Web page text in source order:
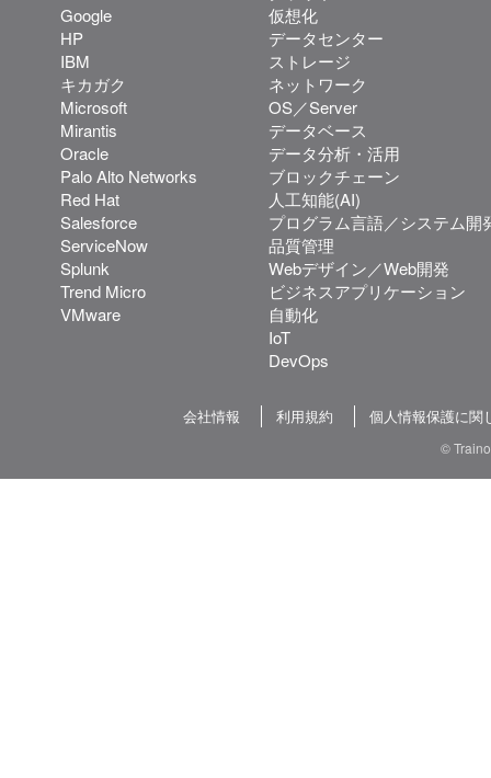
Google
HP
IBM
キカガク
Microsoft
Mirantis
Oracle
Palo Alto Networks
Red Hat
Salesforce
ServiceNow
Splunk
Trend Micro
VMware
仮想化
データセンター
ストレージ
ネットワーク
OS／Server
データベース
データ分析・活用
ブロックチェーン
人工知能(AI)
プログラム言語／システム開
品質管理
Webデザイン／Web開発
ビジネスアプリケーション
自動化
IoT
DevOps
会社情報 利用規約 個人情報保護に関
©